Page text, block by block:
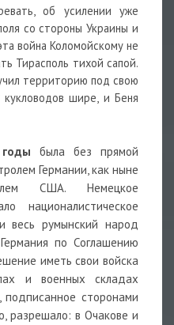
об усилении уже
со стороны Украины и
война Коломойскому не
Тирасполь тихой сапой.
территорию под свою
шире, и Беня
была без прямой
Германии, как ныне
США. Немецкое
националистическое
весь румынский народ
по Соглашению
иметь свои войска
и военных складах
подписанное сторонами
разрешало: в Очакове и